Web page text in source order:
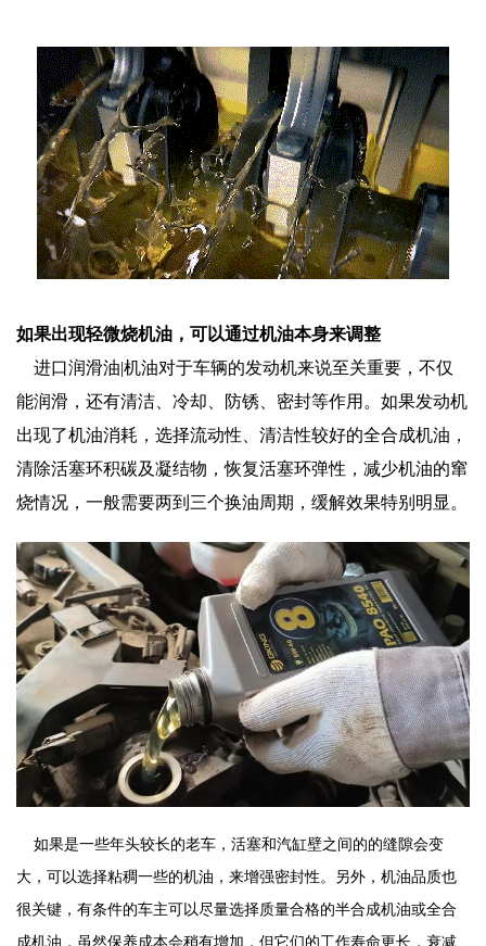
如果出现轻微烧机油，可以通过机油本身来调整
进口润滑油|机油对于车辆的发动机来说至关重要，不仅
能润滑，还有清洁、冷却、防锈、密封等作用。如果发动机
出现了机油消耗，选择流动性、清洁性较好的全合成机油，
清除活塞环积碳及凝结物，恢复活塞环弹性，减少机油的窜
烧情况，一般需要两到三个换油周期，缓解效果特别明显。
如果是一些年头较长的老车，活塞和汽缸壁之间的的缝隙会变
大，可以选择粘稠一些的机油，来增强密封性。
另外，机油品质也
很关键，有条件的车主可以尽量选择质量合格的半合成机油或全合
成机油，虽然保养成本会稍有增加，但它们的工作寿命更长，衰减